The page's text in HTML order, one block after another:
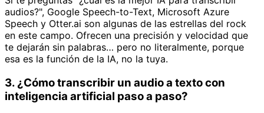
audios?", Google Speech-to-Text, Microsoft Azure
Speech y Otter.ai son algunas de las estrellas del rock
en este campo. Ofrecen una precisión y velocidad que
te dejarán sin palabras… pero no literalmente, porque
esa es la función de la IA, no la tuya.
3. ¿Cómo transcribir un audio a texto con
inteligencia artificial paso a paso?